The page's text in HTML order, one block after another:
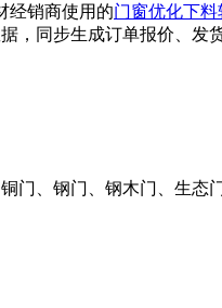
经销商使用的门窗优化下料
，同步生成订单报价、
门、钢门、钢木门、生